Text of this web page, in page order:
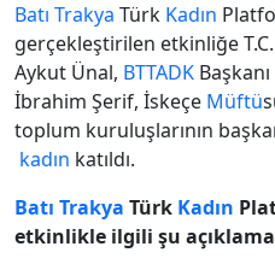
Batı Trakya Türk Kadın
gerçekleştirilen etkinliğe
Aykut Ünal, BTTADK
İbrahim Şerif, İskeçe Müftü
toplum kuruluşlarının
kadın katıldı.
Batı Trakya Türk Kadın
etkinlikle ilgili şu